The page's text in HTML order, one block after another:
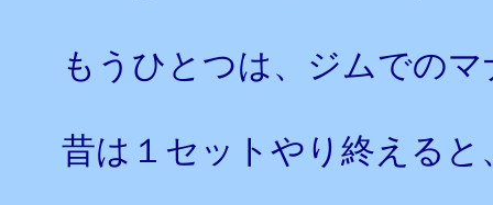
もうひとつは、ジムでの
昔は１セットやり終えると